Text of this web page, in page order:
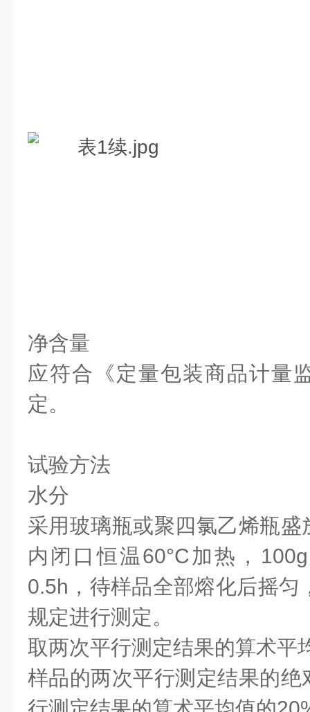
净含量
应符合《定量包装商品计量
定。
试验方法
水分
采用玻璃瓶或聚四氯乙烯瓶
内闭口恒温60°C加热，
0.5h，待样品全部熔化后摇匀
规定进行测定。
取两次平行测定结果的算术平
样品的两次平行测定结果的